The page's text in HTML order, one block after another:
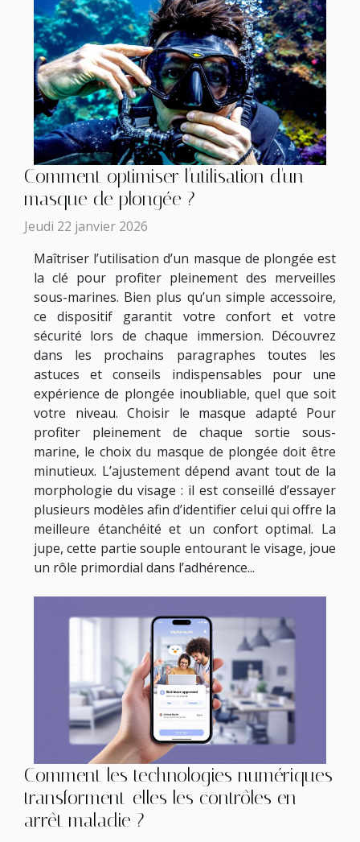
Comment optimiser l'utilisation d'un
masque de plongée ?
Jeudi 22 janvier 2026
Maîtriser l’utilisation d’un masque de plongée est
la clé pour profiter pleinement des merveilles
sous-marines. Bien plus qu’un simple accessoire,
ce dispositif garantit votre confort et votre
sécurité lors de chaque immersion. Découvrez
dans les prochains paragraphes toutes les
astuces et conseils indispensables pour une
expérience de plongée inoubliable, quel que soit
votre niveau. Choisir le masque adapté Pour
profiter pleinement de chaque sortie sous-
marine, le choix du masque de plongée doit être
minutieux. L’ajustement dépend avant tout de la
morphologie du visage : il est conseillé d’essayer
plusieurs modèles afin d’identifier celui qui offre la
meilleure étanchéité et un confort optimal. La
jupe, cette partie souple entourant le visage, joue
un rôle primordial dans l’adhérence...
Comment les technologies numériques
transforment-elles les contrôles en
arrêt maladie ?